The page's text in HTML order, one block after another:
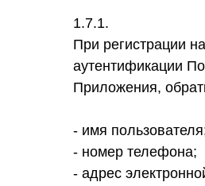
1.7.1.
При регистрации
аутентификации
Приложения,
- имя
- номер телефона;
- адрес